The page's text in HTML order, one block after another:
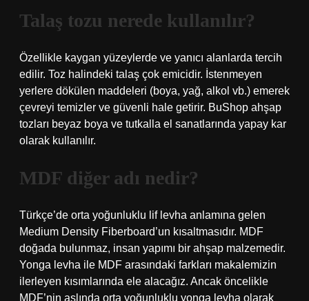
Talaş tozu nerede kullanılır?
Özellikle kaygan yüzeylerde ve yanıcı alanlarda tercih
edilir. Toz halindeki talaş çok emicidir. İstenmeyen
yerlere dökülen maddeleri (boya, yağ, alkol vb.) emerek
çevreyi temizler ve güvenli hale getirir. BuShop ahşap
tozları beyaz boya ve tutkalla el sanatlarında yapay kar
olarak kullanılır.
MDF diğer adı nedir?
Türkçe’de orta yoğunluklu lif levha anlamına gelen
Medium Density Fiberboard’un kısaltmasıdır. MDF
doğada bulunmaz, insan yapımı bir ahşap malzemedir.
Yonga levha ile MDF arasındaki farkları makalemizin
ilerleyen kısımlarında ele alacağız. Ancak öncelikle
MDF’nin aslında orta yoğunluklu yonga levha olarak